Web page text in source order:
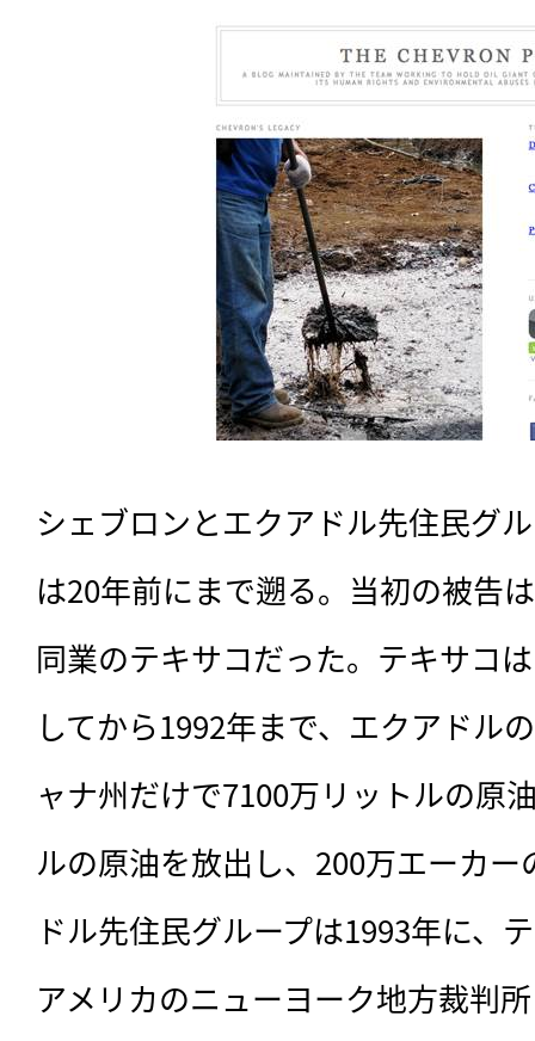
シェブロンとエクアドル先住民グ
は20年前にまで遡る。当初の被告
同業のテキサコだった。テキサコ
してから1992年まで、エクアドル
ャナ州だけで7100万リットルの原
ルの原油を放出し、200万エーカ
ドル先住民グループは1993年に、
アメリカのニューヨーク地方裁判